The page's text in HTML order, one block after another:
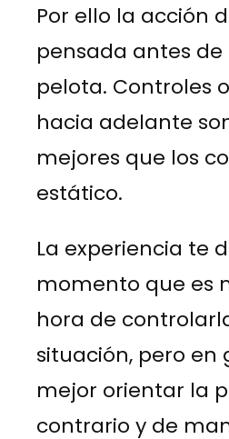
Por ello la acción
pensada antes de
pelota. Controles
hacia adelante
mejores que los
estático.
La experiencia te
momento que es
hora de
situación, pero en
mejor orientar la
contrario y de